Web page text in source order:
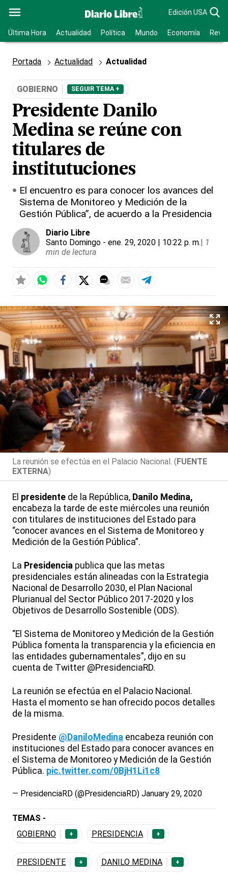
Edición USA
Última Hora Actualidad Política Mundo Economía
Portada Actualidad Actualidad
GOBIERNO SEGUIR TEMA +
Presidente Danilo
Medina se reúne con
titulares de
institutuciones
El encuentro es para conocer los avances del
Sistema de Monitoreo y Medición de la
Gestión Pública”, de acuerdo a la Presidencia
Diario Libre
Santo Domingo - ene. 29, 2020 | 10:22 p. m.| 1
min de lectura
La reunión se efectúa en el Palacio Nacional. (FUENTE
EXTERNA)
El presidente de la República, Danilo Medina,
encabeza la tarde de este miércoles una reunión
con titulares de instituciones del Estado para
“conocer avances en el Sistema de Monitoreo y
Medición de la Gestión Pública”.
La Presidencia publica que las metas
presidenciales están alineadas con la Estrategia
Nacional de Desarrollo 2030, el Plan Nacional
Plurianual del Sector Público 2017-2020 y los
Objetivos de Desarrollo Sostenible (ODS).
“El Sistema de Monitoreo y Medición de la Gestión
Pública fomenta la transparencia y la eficiencia en
las entidades gubernamentales”, dijo en su
cuenta de Twitter @PresidenciaRD.
La reunión se efectúa en el Palacio Nacional.
Hasta el momento se han ofrecido pocos detalles
de la misma.
Presidente @DaniloMedina encabeza reunión con
instituciones del Estado para conocer avances en
el Sistema de Monitoreo y Medición de la Gestión
Pública. pic.twitter.com/0BjH1Li1c8
— PresidenciaRD (@PresidenciaRD) January 29, 2020
TEMAS -
GOBIERNO
+ PRESIDENCIA +
PRESIDENTE + DANILO MEDINA +